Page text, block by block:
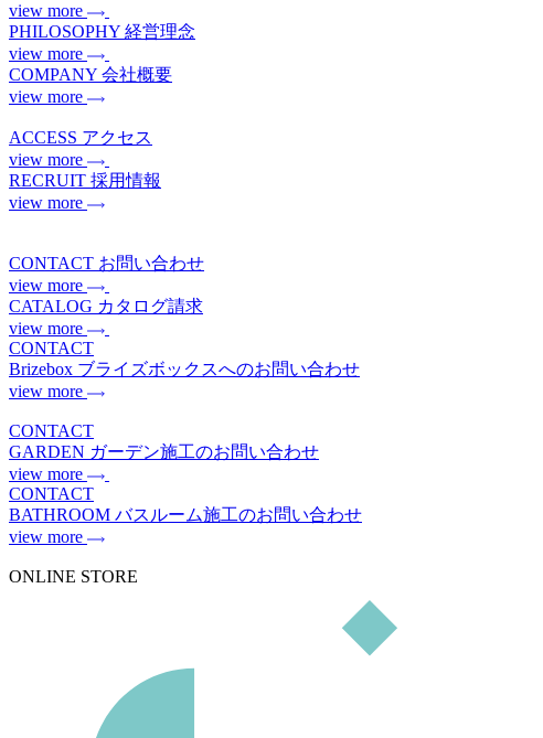
view more
PHILOSOPHY 経営理念
view more
COMPANY 会社概要
view more
ACCESS アクセス
view more
RECRUIT 採用情報
view more
CONTACT お問い合わせ
view more
CATALOG カタログ請求
view more
CONTACT
Brizebox ブライズボックスへのお問い合わせ
view more
CONTACT
GARDEN ガーデン施工のお問い合わせ
view more
CONTACT
BATHROOM バスルーム施工のお問い合わせ
view more
ONLINE STORE